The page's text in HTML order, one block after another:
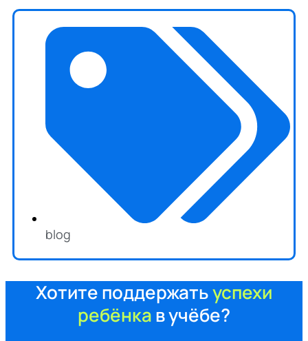
blog
Хотите поддержатьуспехи
ребёнкав учёбе?